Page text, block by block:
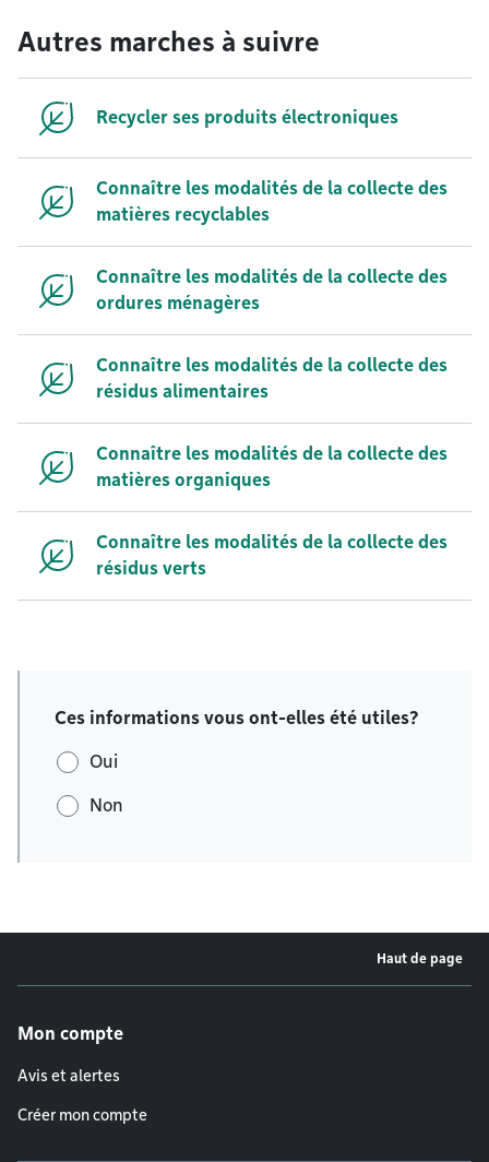
Autres marches à suivre
Recycler ses produits électroniques
Connaître les modalités de la collecte des
matières recyclables
Connaître les modalités de la collecte des
ordures ménagères
Connaître les modalités de la collecte des
résidus alimentaires
Connaître les modalités de la collecte des
matières organiques
Connaître les modalités de la collecte des
résidus verts
Ces informations vous ont-elles été utiles?
Oui
Non
Haut de page
Mon compte
Avis et alertes
Créer mon compte